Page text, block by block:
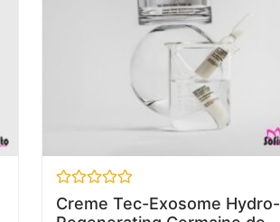
Avaliação
0
Creme Tec-Exosome Hydro-